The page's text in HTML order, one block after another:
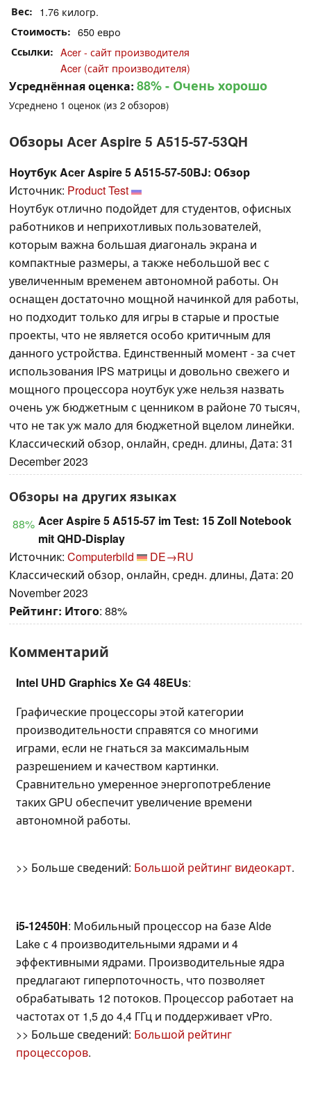
Вес 1.76 килогр.
Стоимость 650 евро
Ссылки
Acer - сайт производителя
Acer (сайт производителя)
Усреднённая оценка: 88%- Очень хорошо
Усреднено 1 оценок (из 2 обзоров)
Обзоры Acer Aspire 5 A515-57-53QH
Ноутбук Acer Aspire 5 A515-57-50BJ: Обзор
Источник: Product Test
Ноутбук отлично подойдет для студентов, офисных
работников и неприхотливых пользователей,
которым важна большая диагональ экрана и
компактные размеры, а также небольшой вес с
увеличенным временем автономной работы. Он
оснащен достаточно мощной начинкой для работы,
но подходит только для игры в старые и простые
проекты, что не является особо критичным для
данного устройства. Единственный момент - за счет
использования IPS матрицы и довольно свежего и
мощного процессора ноутбук уже нельзя назвать
очень уж бюджетным с ценником в районе 70 тысяч,
что не так уж мало для бюджетной вцелом линейки.
Классический обзор, онлайн, средн. длины, Дата: 31
December 2023
Обзоры на других языках
88% Acer Aspire 5 A515-57 im Test: 15 Zoll Notebook
mit QHD-Display
Источник: Computerbild
DE→RU
Классический обзор, онлайн, средн. длины, Дата: 20
November 2023
Рейтинг: Итого: 88%
Комментарий
Intel UHD Graphics Xe G4 48EUs:
Графические процессоры этой категории
производительности справятся со многими
играми, если не гнаться за максимальным
разрешением и качеством картинки.
Сравнительно умеренное энергопотребление
таких GPU обеспечит увеличение времени
автономной работы.
>> Больше сведений: Большой рейтинг видеокарт.
i5-12450H: Мобильный процессор на базе Alde
Lake с 4 производительными ядрами и 4
эффективными ядрами. Производительные ядра
предлагают гиперпоточность, что позволяет
обрабатывать 12 потоков. Процессор работает на
частотах от 1,5 до 4,4 ГГц и поддерживает vPro.
>> Больше сведений: Большой рейтинг
процессоров.